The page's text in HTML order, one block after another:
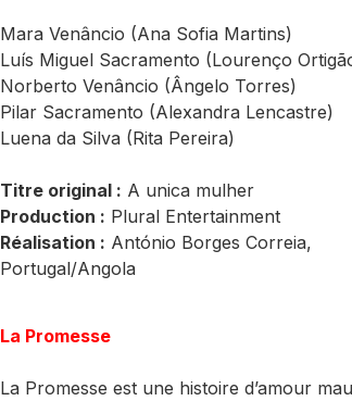
Mara Venâncio (Ana Sofia Martins)
Luís Miguel Sacramento (Lourenço
Norberto Venâncio (Ângelo Torres)
Pilar Sacramento (Alexandra Lencastre)
Luena da Silva (Rita Pereira)
Titre original : A unica mulher
Production : Plural Entertainment
Réalisation : António Borges Correia,
Portugal/Angola
La Promesse
La Promesse est une histoire d’amour